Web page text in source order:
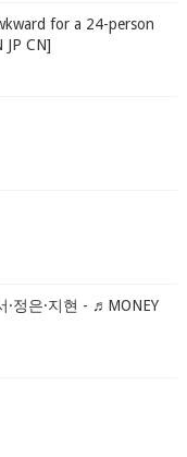
for a 24-person
CN]
·정은·지현 - ♬MONEY